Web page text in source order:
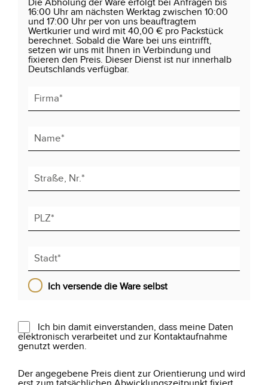
Die Abholung der Ware erfolgt bei Anfragen bis
16:00 Uhr am nächsten Werktag zwischen 10:00
und 17:00 Uhr per von uns beauftragtem
Wertkurier und wird mit 40,00 € pro Packstück
berechnet. Sobald die Ware bei uns eintrifft,
setzen wir uns mit lhnen in Verbindung und
fixieren den Preis. Dieser Dienst ist nur innerhalb
Deutschlands verfügbar.
Ich versende die Ware selbst
Ich bin damit einverstanden, dass meine Daten
elektronisch verarbeitet und zur Kontaktaufnahme
genutzt werden.
Der angegebene Preis dient zur Orientierung und wird